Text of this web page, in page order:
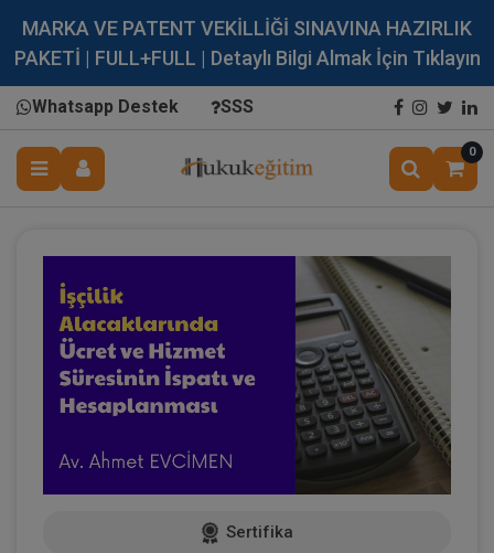
MARKA VE PATENT VEKİLLİĞİ SINAVINA HAZIRLIK
PAKETİ | FULL+FULL | Detaylı Bilgi Almak İçin Tıklayın
Whatsapp Destek SSS
0
Sertifika